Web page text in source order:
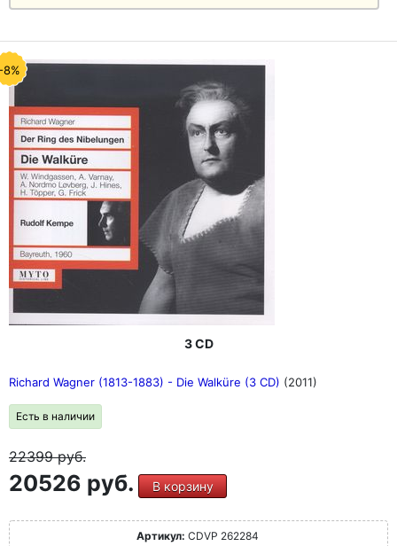
8%
3 CD
Richard Wagner (1813-1883) - Die Walküre (3 CD) (2011)
Есть в наличии
22399руб.
20526 руб. В корзину
Артикул: CDVP 262284